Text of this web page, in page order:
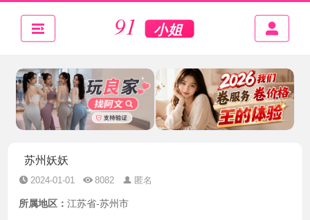
苏州妖妖
2024-01-01 8082 匿名
所属地区： 江苏省-苏州市